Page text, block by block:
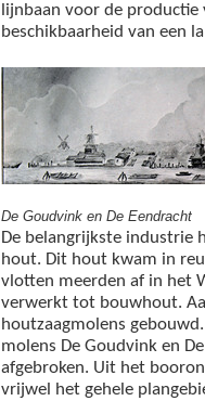
lijnbaan voor de
beschikbaarheid van een
De Goudvink en De Eendracht
De belangrijkste industrie
hout. Dit hout kwam in
vlotten meerden af in het
verwerkt tot bouwhout.
houtzaagmolens
molens De Goudvink en
afgebroken. Uit het
vrijwel het gehele